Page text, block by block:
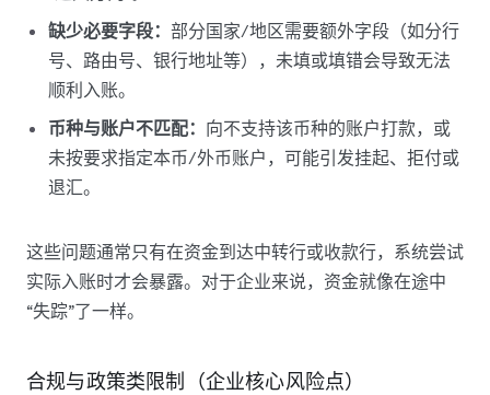
缺少必要字段： 部分国家/地区需要额外字段（如分行
号、路由号、银行地址等），未填或填错会导致无法
顺利入账。
币种与账户不匹配： 向不支持该币种的账户打款，或
未按要求指定本币/外币账户，可能引发挂起、拒付或
退汇。
这些问题通常只有在资金到达中转行或收款行，系统尝试
实际入账时才会暴露。对于企业来说，资金就像在途中
“失踪”了一样。
合规与政策类限制（企业核心风险点）